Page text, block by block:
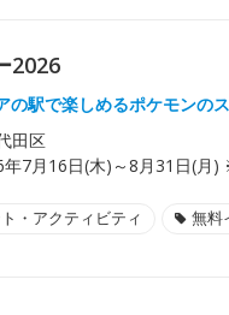
2026
の駅で楽しめるポケモンの
田区
年7月16日(木)～8月31日(月
・アクティビティ 無料